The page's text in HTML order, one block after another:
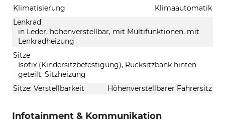
Klimatisierung
Klimaautomatik
Lenkrad
in Leder, höhenverstellbar, mit Multifunktionen, mit
Lenkradheizung
Sitze
Isofix (Kindersitzbefestigung), Rücksitzbank hinten
geteilt, Sitzheizung
Sitze: Verstellbarkeit
Höhenverstellbarer Fahrersitz
Infotainment & Kommunikation